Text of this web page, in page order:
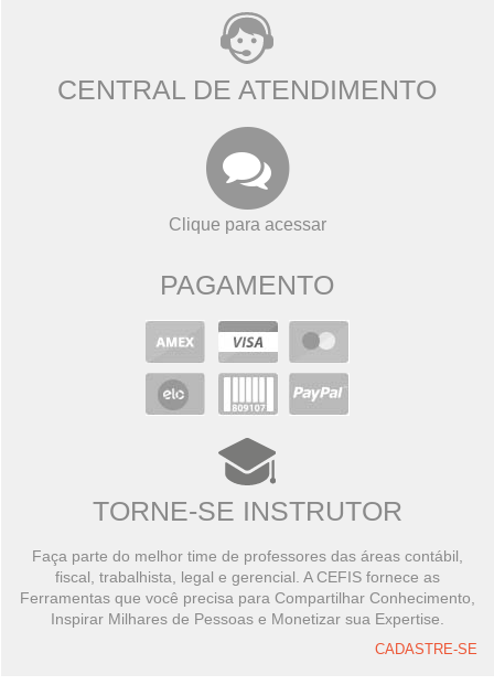
CENTRAL DE ATENDIMENTO
Clique para acessar
PAGAMENTO
TORNE-SE INSTRUTOR
Faça parte do melhor time de professores das áreas contábil,
fiscal, trabalhista, legal e gerencial. A CEFIS fornece as
Ferramentas que você precisa para Compartilhar Conhecimento,
Inspirar Milhares de Pessoas e Monetizar sua Expertise.
CADASTRE-SE